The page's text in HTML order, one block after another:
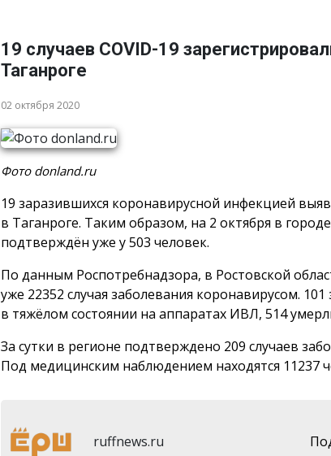
19 случаев COVID-19
Таганроге
02 октября 2020
Фото donland.ru
19 заразившихся коронавирусной инфекцией
в Таганроге. Таким образом, на 2 октября в
подтверждён уже у 503 человек.
По данным Роспотребнадзора, в Ростовской
уже 22352 случая заболевания коронавирусом.
в тяжёлом состоянии на аппаратах ИВЛ, 514
За сутки в регионе подтверждено 209 случаев
Под медицинским наблюдением находятся 11237
ruffnews.ru